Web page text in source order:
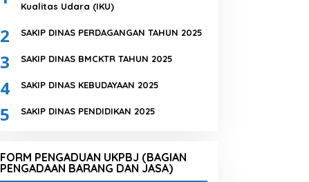
Kualitas Udara (IKU)
2 SAKIP DINAS PERDAGANGAN TAHUN 2025
3 SAKIP DINAS BMCKTR TAHUN 2025
4 SAKIP DINAS KEBUDAYAAN 2025
5 SAKIP DINAS PENDIDIKAN 2025
FORM PENGADUAN UKPBJ (BAGIAN
PENGADAAN BARANG DAN JASA)